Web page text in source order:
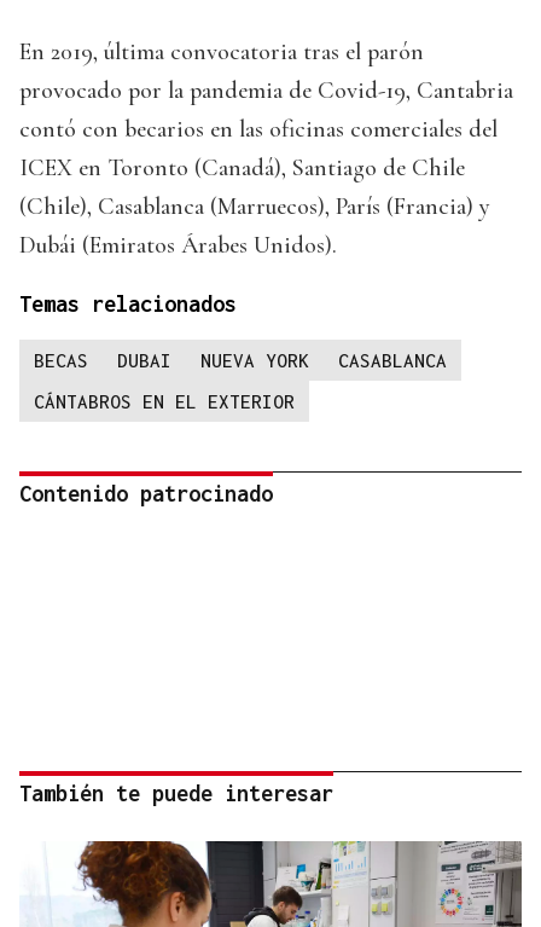
En 2019, última convocatoria tras el parón
provocado por la pandemia de Covid-19, Cantabria
contó con becarios en las oficinas comerciales del
ICEX en Toronto (Canadá), Santiago de Chile
(Chile), Casablanca (Marruecos), París (Francia) y
Dubái (Emiratos Árabes Unidos).
Temas relacionados
BECAS DUBAI NUEVA YORK
CASABLANCA
CÁNTABROS EN EL EXTERIOR
Contenido patrocinado
También te puede interesar